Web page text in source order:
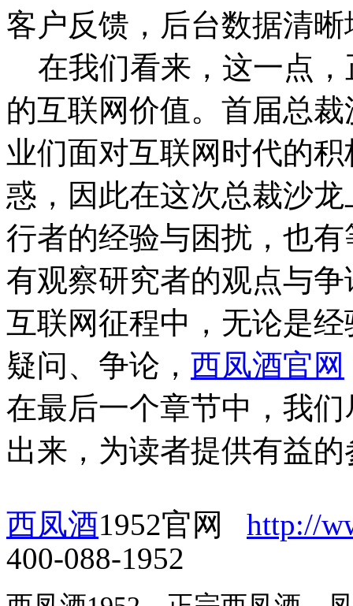
客户反馈，后台数据清
在我们看来，这一点，
的互联网价值。首届总
业们面对互联网时代的
惑，因此在这次总裁沙
行者的经验与困扰，也
有观察研究者的观点与
互联网征程中，无论是
疑问、争论， 西凤酒官网
在最后一个章节中，我
出来，为读者提供有益的
西凤酒1952官网 http://
400-088-1952